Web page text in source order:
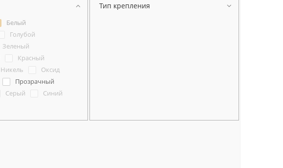
Белый
Голубой
Зеленый
Красный
Никель
Оксид
Прозрачный
Серый
Синий
Тип крепления